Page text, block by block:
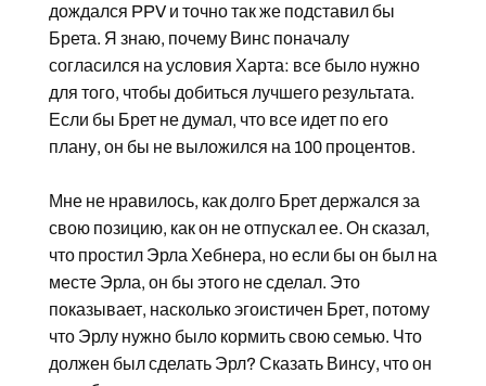
дождался PPV и точно так же подставил бы
Брета. Я знаю, почему Винс поначалу
согласился на условия Харта: все было нужно
для того, чтобы добиться лучшего результата.
Если бы Брет не думал, что все идет по его
плану, он бы не выложился на 100 процентов.
Мне не нравилось, как долго Брет держался за
свою позицию, как он не отпускал ее. Он сказал,
что простил Эрла Хебнера, но если бы он был на
месте Эрла, он бы этого не сделал. Это
показывает, насколько эгоистичен Брет, потому
что Эрлу нужно было кормить свою семью. Что
должен был сделать Эрл? Сказать Винсу, что он